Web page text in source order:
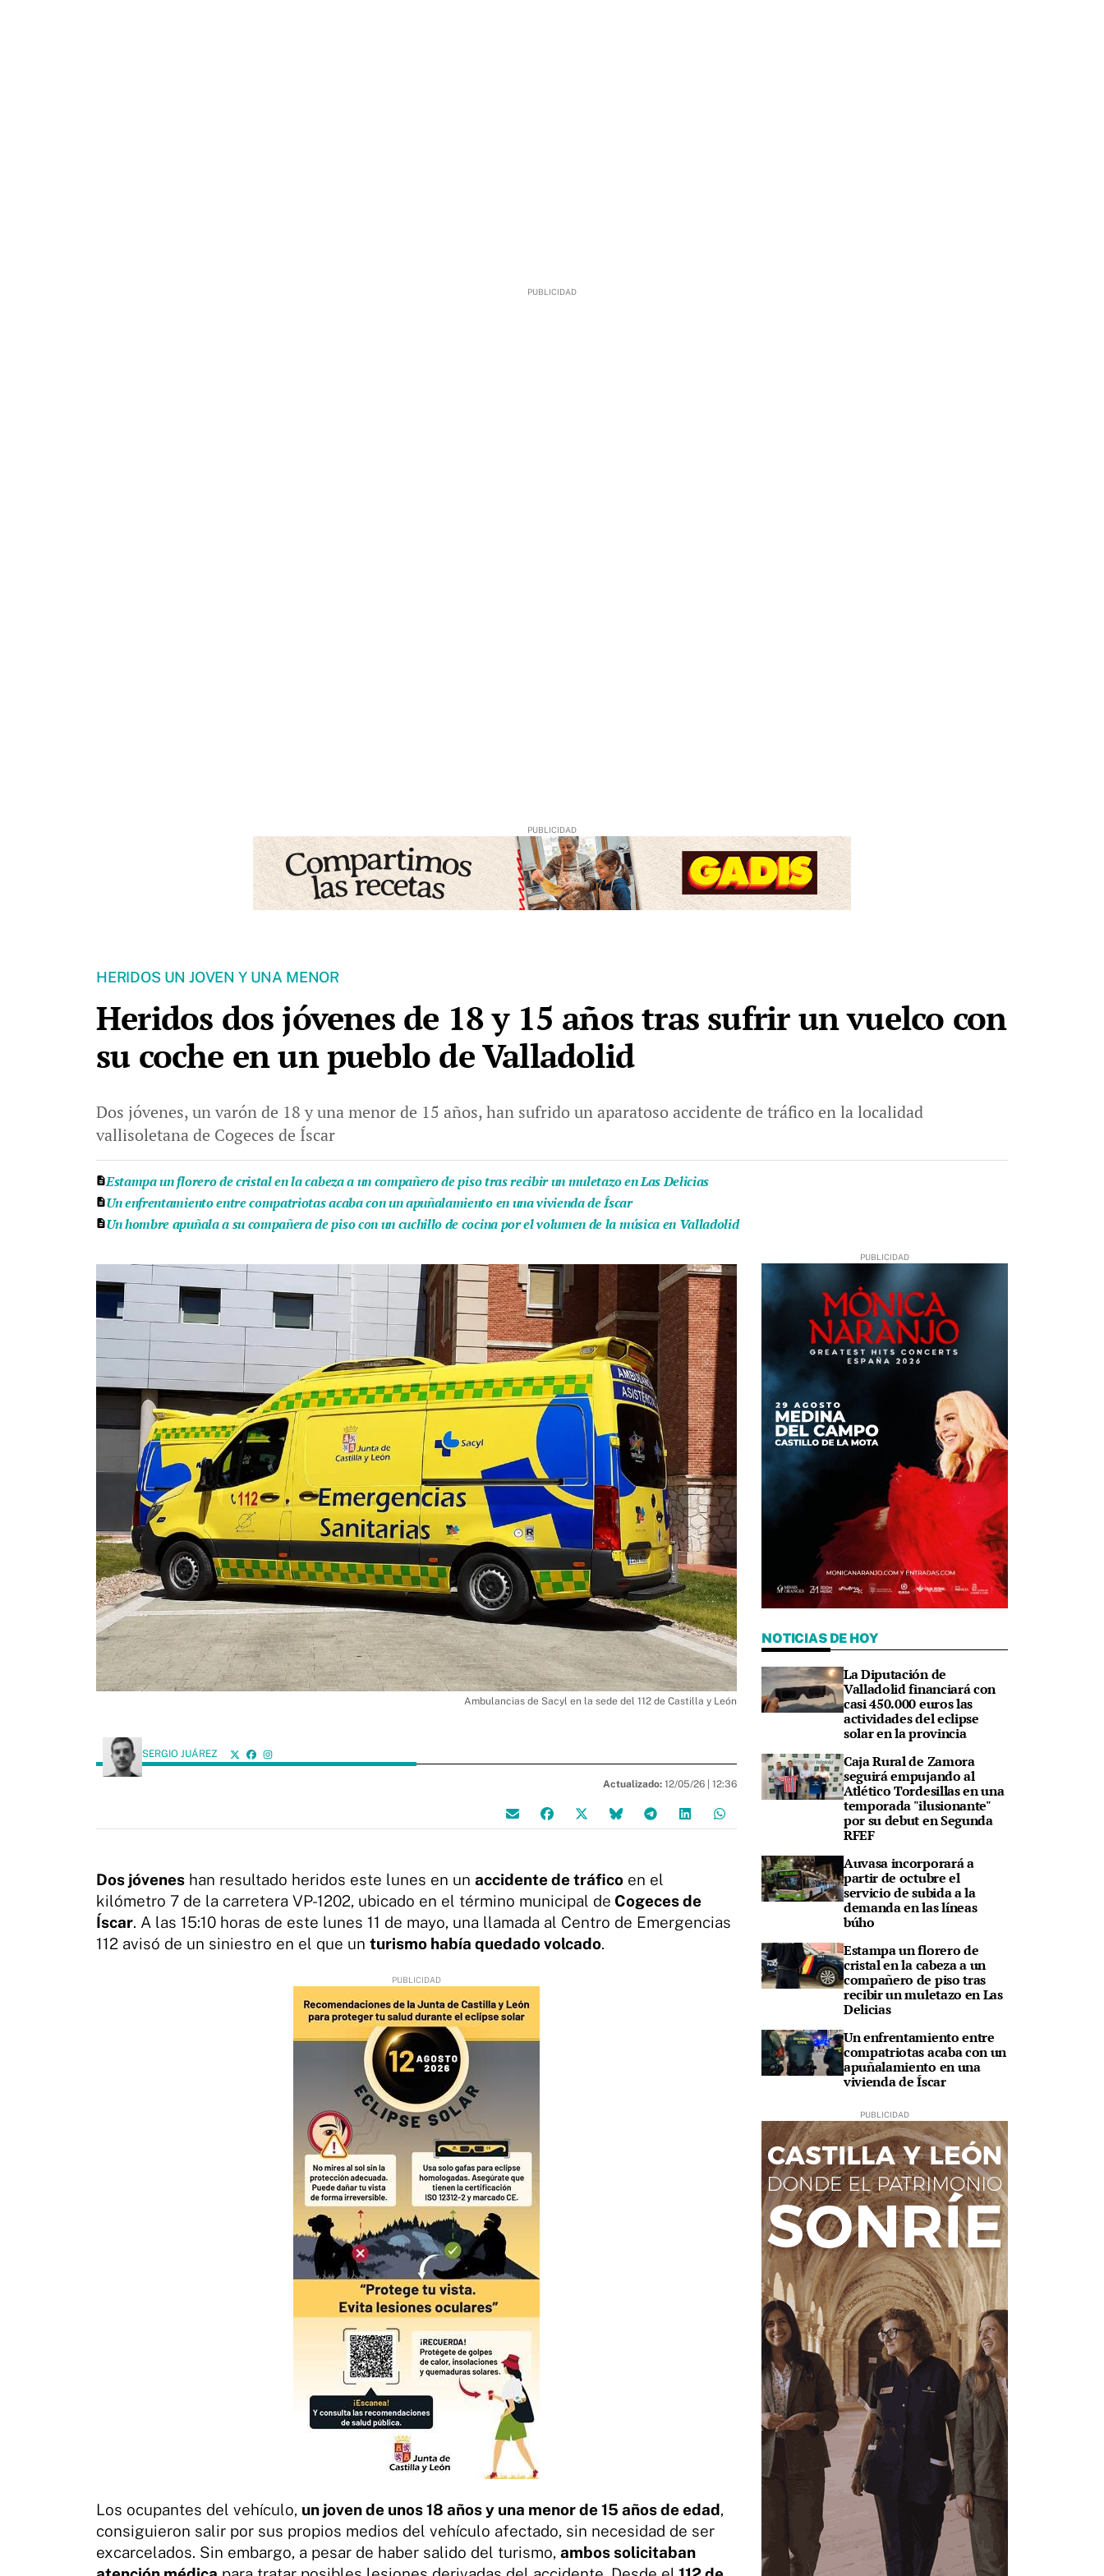
HERIDOS UN JOVEN Y UNA MENOR
Heridos dos jóvenes de 18 y 15 años tras sufrir un vuelco con
su coche en un pueblo de Valladolid
Dos jóvenes, un varón de 18 y una menor de 15 años, han sufrido un aparatoso accidente de tráfico en la localidad
vallisoletana de Cogeces de Íscar
Estampa un florero de cristal en la cabeza a un compañero de piso tras recibir un muletazo en Las Delicias
Un enfrentamiento entre compatriotas acaba con un apuñalamiento en una vivienda de Íscar
Un hombre apuñala a su compañera de piso con un cuchillo de cocina por el volumen de la música en Valladolid
Ambulancias de Sacyl en la sede del 112 de Castilla y León
SERGIO JUÁREZ
Actualizado: 12/05/26 | 12:36
Dos jóvenes han resultado heridos este lunes en un accidente de tráfico en el
kilómetro 7 de la carretera VP-1202, ubicado en el término municipal de Cogeces de
Íscar. A las 15:10 horas de este lunes 11 de mayo, una llamada al Centro de Emergencias
112 avisó de un siniestro en el que un turismo había quedado volcado.
Los ocupantes del vehículo, un joven de unos 18 años y una menor de 15 años de edad,
consiguieron salir por sus propios medios del vehículo afectado, sin necesidad de ser
excarcelados. Sin embargo, a pesar de haber salido del turismo, ambos solicitaban
NOTICIAS DE HOY
La Diputación de
Valladolid financiará con
casi 450.000 euros las
actividades del eclipse
solar en la provincia
Caja Rural de Zamora
seguirá empujando al
Atlético Tordesillas en una
temporada "ilusionante"
por su debut en Segunda
RFEF
Auvasa incorporará a
partir de octubre el
servicio de subida a la
demanda en las líneas
búho
Estampa un florero de
cristal en la cabeza a un
compañero de piso tras
recibir un muletazo en Las
Delicias
Un enfrentamiento entre
compatriotas acaba con un
apuñalamiento en una
vivienda de Íscar